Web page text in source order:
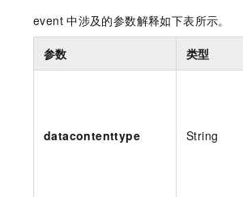
event 中涉及的参数解释如下表所示。
参数 类型
datacontenttype String